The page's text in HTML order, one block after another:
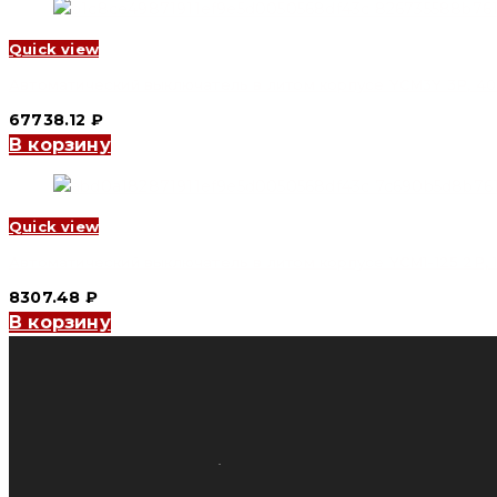
Quick view
67738.12 ₽
В корзину
Quick view
8307.48 ₽
В корзину